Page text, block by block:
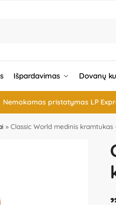
Išpardavimas Dovanų
Nemokamas pristatymas LP
»Classic World medinis kramtukas